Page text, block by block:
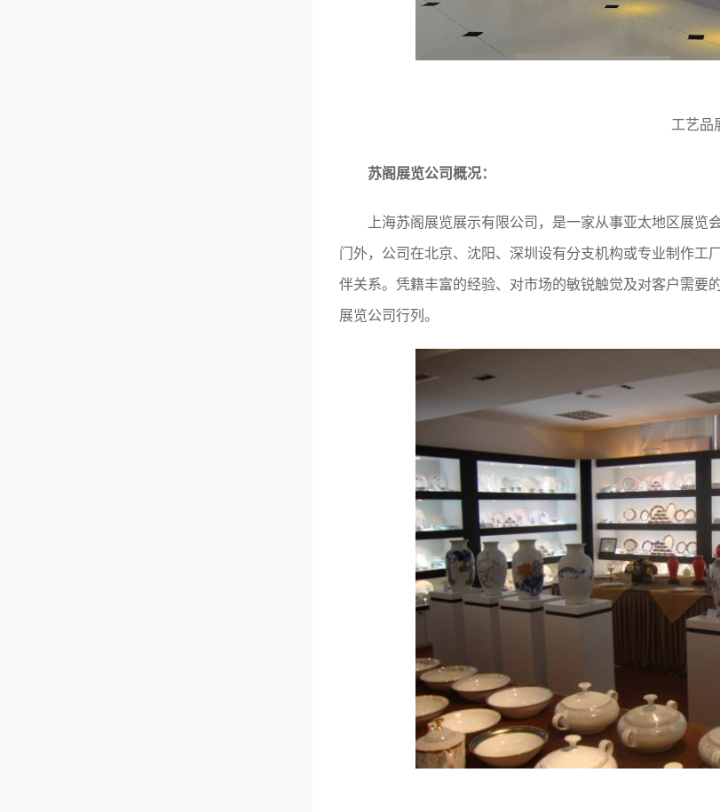
工艺品
苏阁展览公司概况：
上海苏阁展览展示有限公司，是一家从事亚太地区展览
门外，公司在北京、沈阳、深圳设有分支机构或专业制作工
伴关系。凭籍丰富的经验、对市场的敏锐触觉及对客户需要
展览公司行列。